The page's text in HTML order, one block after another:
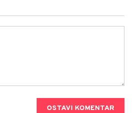
OSTAVI KOMENTAR